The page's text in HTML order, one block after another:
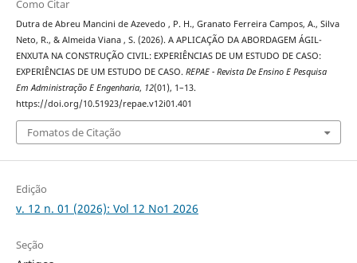
Como Citar
Dutra de Abreu Mancini de Azevedo , P. H., Granato Ferreira Campos, A., Silva
Neto, R., & Almeida Viana , S. (2026). A APLICAÇÃO DA ABORDAGEM ÁGIL-
ENXUTA NA CONSTRUÇÃO CIVIL: EXPERIÊNCIAS DE UM ESTUDO DE CASO:
EXPERIÊNCIAS DE UM ESTUDO DE CASO. REPAE - Revista De Ensino E Pesquisa
Em Administração E Engenharia, 12(01), 1–13.
https://doi.org/10.51923/repae.v12i01.401
Fomatos de Citação
Edição
v. 12 n. 01 (2026): Vol 12 No1 2026
Seção